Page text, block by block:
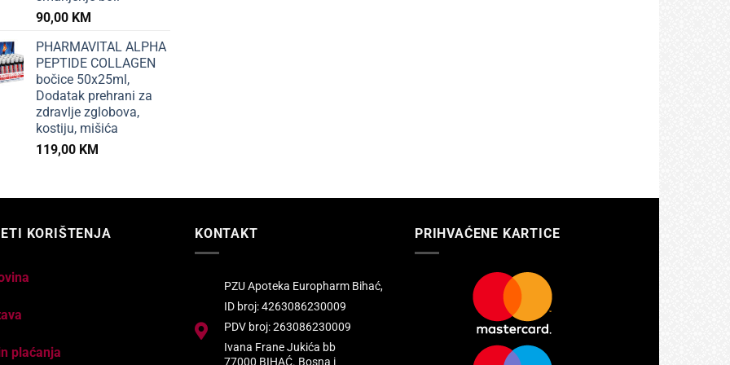
90,00 KM
PHARMAVITAL ALPHA
PEPTIDE COLLAGEN
bočice 50x25ml,
Dodatak prehrani za
zdravlje zglobova,
kostiju, mišića
119,00 KM
KORIŠTENJA
plaćanja
KONTAKT
PZU Apoteka Europharm Bihać,
ID broj: 4263086230009
PDV broj: 263086230009
Ivana Frane Jukića bb
PRIHVAĆENE KARTICE